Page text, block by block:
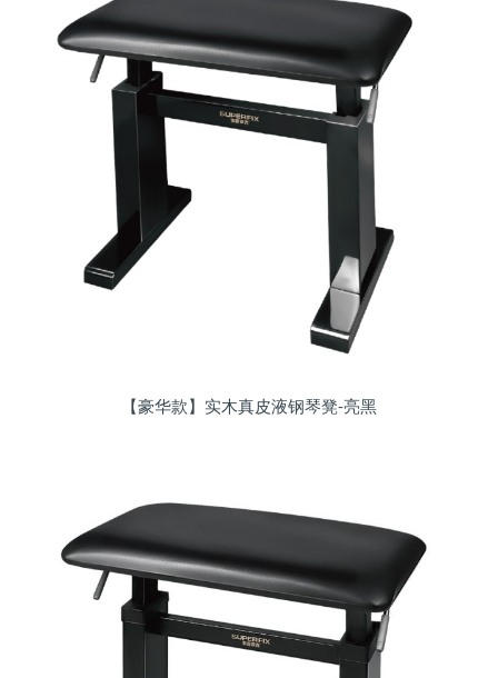
【豪华款】实木真皮液钢琴凳-亮黑